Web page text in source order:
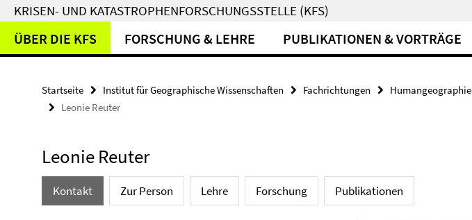
KRISEN- UND KATASTROPHENFORSCHUNGSSTELLE (KFS)
ÜBER DIE KFS FORSCHUNG & LEHRE PUBLIKATIONEN & VORTRÄGE
Startseite Institut für Geographische Wissenschaften Fachrichtungen Humangeographie
Leonie Reuter
Leonie Reuter
Kontakt Zur Person Lehre Forschung Publikationen